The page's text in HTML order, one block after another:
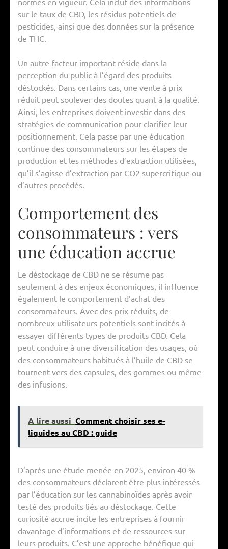
sur le taux de CBD, les résidus potentiels de
pesticides, ainsi que des données sur la présence
de THC.
Un autre facteur important réside dans la
perception du public à l’égard des produits
déstockés. Dans certains cas, une vente à prix
réduit peut soulever des doutes quant à la qualité.
Ainsi, les entreprises doivent investir dans des
stratégies de communication pour clarifier leur
positionnement. Cela passe par une éducation
continue des consommateurs sur les étapes de
production et les méthodes d’extraction utilisées,
qu’il s’agisse d’extraction par CO2 supercritique ou
d’autres procédés.
Comportement des
consommateurs : vers
une éducation accrue
Le déstockage de CBD ne se résume pas
seulement à des enjeux économiques, il influence
également le comportement d’achat des
consommateurs. Avec des prix réduits, de
nombreux utilisateurs potentiels sont incités à
essayer différents types de produits CBD. Cela
peut conduire à une diversification des usages, où
des consommateurs habitués à l’huile de CBD se
tournent vers des capsules, des gommes ou même
des infusions.
A lire aussi Comment choisir ses e-
liquides au CBD : guide
D’après une étude menée en 2025, environ 40 %
des consommateurs déclarent être plus intéressés
par l’éducation sur les cannabinoïdes après avoir
testé des produits liés au déstockage. Cette
curiosité accrue incite les entreprises à fournir
davantage d’informations et de ressources sur
leurs produits. C’est une approche bénéfique qui